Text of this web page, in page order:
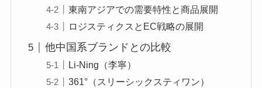
東南アジアでの需要特性と商品展開
ロジスティクスとEC戦略の展開
他中国系ブランドとの比較
Li-Ning（李寧）
361°（スリーシックスティワン）